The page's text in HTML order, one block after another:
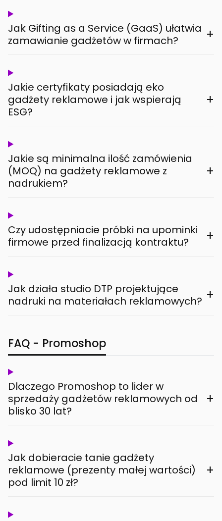
Jak Gifting as a Service (GaaS) ułatwia
zamawianie gadżetów w firmach?
+
Jakie certyfikaty posiadają eko
gadżety reklamowe i jak wspierają
ESG?
+
Jakie są minimalna ilość zamówienia
(MOQ) na gadżety reklamowe z
nadrukiem?
+
Czy udostępniacie próbki na upominki
firmowe przed finalizacją kontraktu?
+
Jak działa studio DTP projektujące
nadruki na materiałach reklamowych? +
FAQ - Promoshop
Dlaczego Promoshop to lider w
sprzedaży gadżetów reklamowych od
blisko 30 lat?
+
Jak dobieracie tanie gadżety
reklamowe (prezenty małej wartości)
pod limit 10 zł?
+